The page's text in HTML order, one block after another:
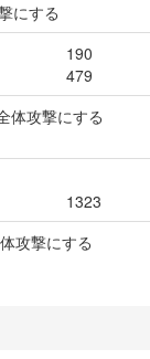
にする
190
479
体攻撃にする
1323
攻撃にする